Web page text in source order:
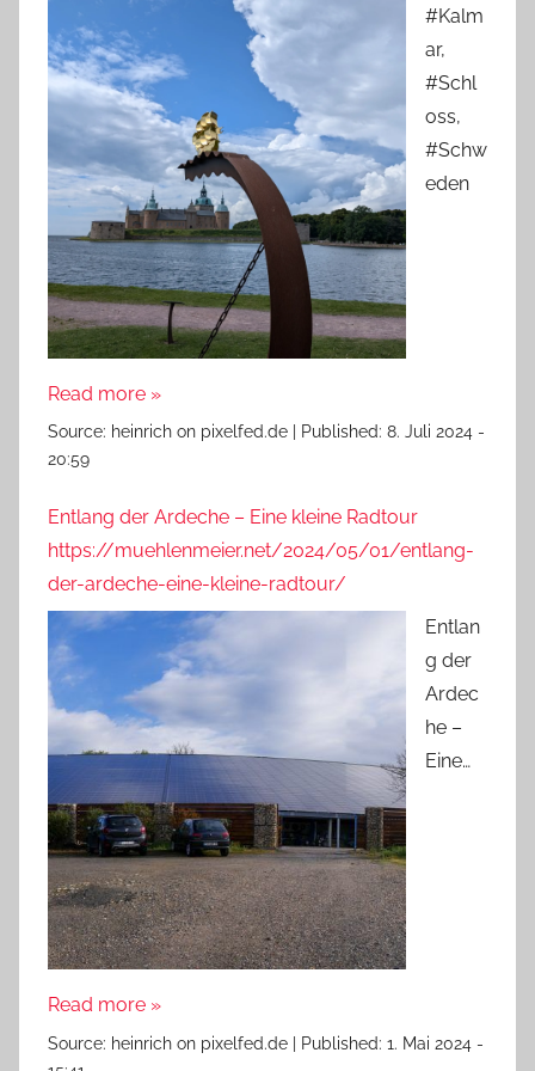
#Kalm
ar,
#Schl
oss,
#Schw
eden
Read more »
Source: heinrich on pixelfed.de Published: 8. Juli 2024 -
20:59
Entlang der Ardeche – Eine kleine Radtour
https://muehlenmeier.net/2024/05/01/entlang-
der-ardeche-eine-kleine-radtour/
Entlan
g der
Ardec
he –
Eine…
Read more »
Source: heinrich on pixelfed.de Published: 1. Mai 2024 -